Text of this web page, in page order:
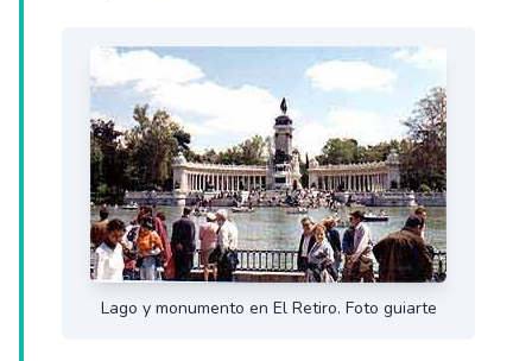
Lago y monumento en El Retiro. Foto guiarte